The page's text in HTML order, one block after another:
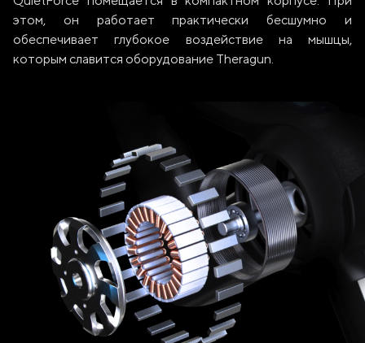
этом, он работает практически бесшумно и
обеспечивает глубокое воздействие на мышцы,
которым славится оборудование Theragun.